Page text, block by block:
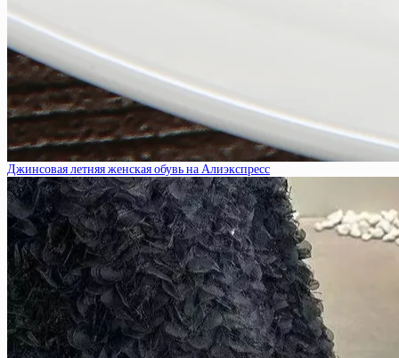
Джинсовая летняя женская обувь на Алиэкспресс